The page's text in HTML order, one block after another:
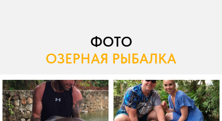
ФОТО
ОЗЕРНАЯ РЫБАЛКА